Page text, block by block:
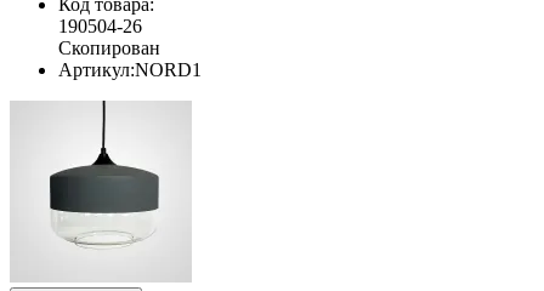
Код товара:
190504-26
Скопирован
Артикул:NORD1